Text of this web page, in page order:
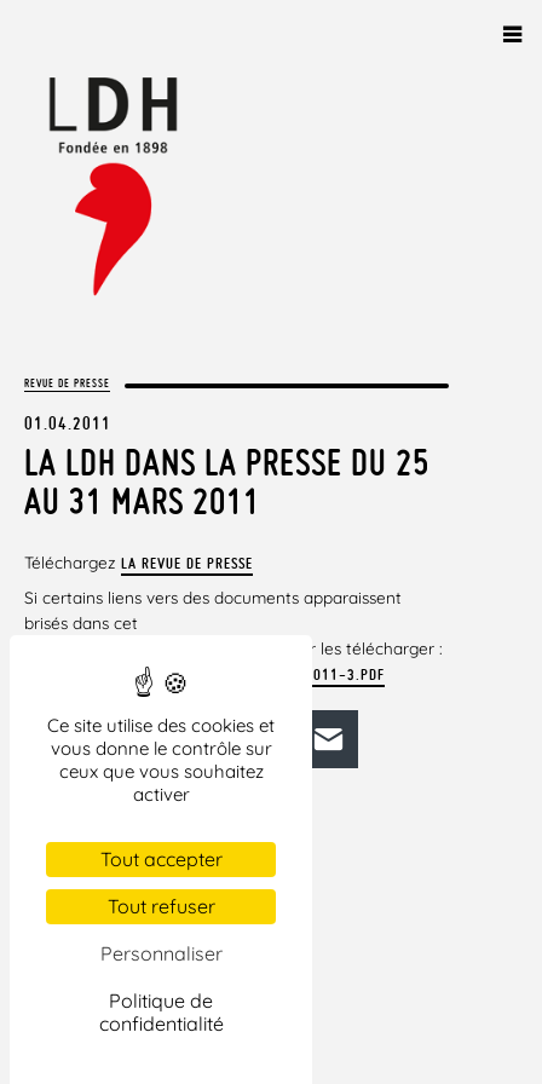
Ce site utilise des cookies et
vous donne le contrôle sur
ceux que vous souhaitez
activer
Tout accepter
Tout refuser
Personnaliser
Politique de
confidentialité
REVUE DE PRESSE
01.04.2011
LA LDH DANS LA PRESSE DU 25
AU 31 MARS 2011
Téléchargez LA REVUE DE PRESSE
Si certains liens vers des documents apparaissent
brisés dans cet
article, veuillez cliquer ci-dessous pour les télécharger :
REVUE_DE_PRESSE_DU_25_AU_31_MARS_2011-3.PDF
FacebookBlueskyMastodonLinkedIn